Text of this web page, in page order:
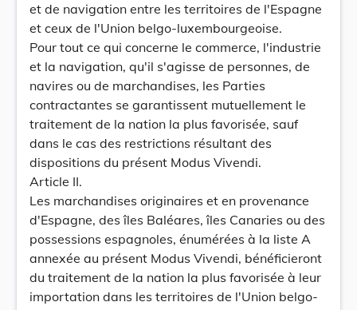
et de navigation entre les territoires de l'Espagne
et ceux de l'Union belgo-luxembourgeoise.
Pour tout ce qui concerne le commerce, l'industrie
et la navigation, qu'il s'agisse de personnes, de
navires ou de marchandises, les Parties
contractantes se garantissent mutuellement le
traitement de la nation la plus favorisée, sauf
dans le cas des restrictions résultant des
dispositions du présent Modus Vivendi.
Article II.
Les marchandises originaires et en provenance
d'Espagne, des îles Baléares, îles Canaries ou des
possessions espagnoles, énumérées à la liste A
annexée au présent Modus Vivendi, bénéficieront
du traitement de la nation la plus favorisée à leur
importation dans les territoires de l'Union belgo-